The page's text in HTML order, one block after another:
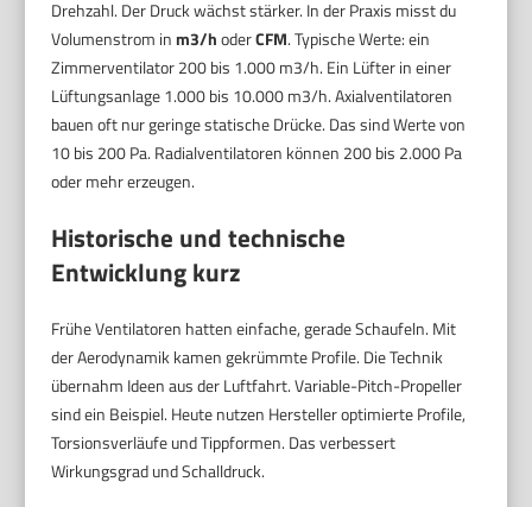
Drehzahl. Der Druck wächst stärker. In der Praxis misst du
Volumenstrom inm3/hoderCFM. Typische Werte: ein
Zimmerventilator 200 bis 1.000 m3/h. Ein Lüfter in einer
Lüftungsanlage 1.000 bis 10.000 m3/h. Axialventilatoren
bauen oft nur geringe statische Drücke. Das sind Werte von
10 bis 200 Pa. Radialventilatoren können 200 bis 2.000 Pa
oder mehr erzeugen.
Historische und technische
Entwicklung kurz
Frühe Ventilatoren hatten einfache, gerade Schaufeln. Mit
der Aerodynamik kamen gekrümmte Profile. Die Technik
übernahm Ideen aus der Luftfahrt. Variable-Pitch-Propeller
sind ein Beispiel. Heute nutzen Hersteller optimierte Profile,
Torsionsverläufe und Tippformen. Das verbessert
Wirkungsgrad und Schalldruck.